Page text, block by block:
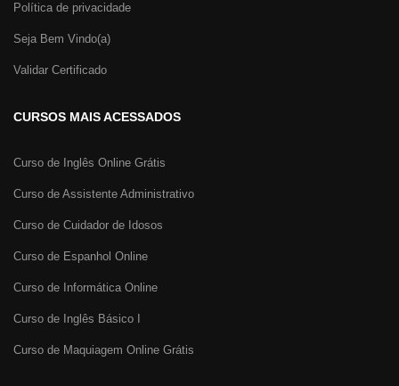
Política de privacidade
Seja Bem Vindo(a)
Validar Certificado
CURSOS MAIS ACESSADOS
Curso de Inglês Online Grátis
Curso de Assistente Administrativo
Curso de Cuidador de Idosos
Curso de Espanhol Online
Curso de Informática Online
Curso de Inglês Básico I
Curso de Maquiagem Online Grátis